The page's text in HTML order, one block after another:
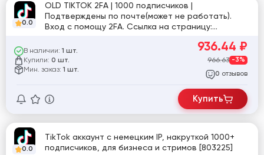
0.0
OLD TIKTOK 2FA | 1000 подписчиков |
Подтверждены по почте(может не работать).
Вход с помощу 2FA. Ссылка на страницу:
В наличии: 1 шт.
Купили: 0 шт.
Мин. заказ: 1 шт.
936.44 ₽
966.63 -3%
0 отзывов
Купить
0.0
TikTok аккаунт с немецким IP, накруткой 1000+
подписчиков, для бизнеса и стримов [803225]